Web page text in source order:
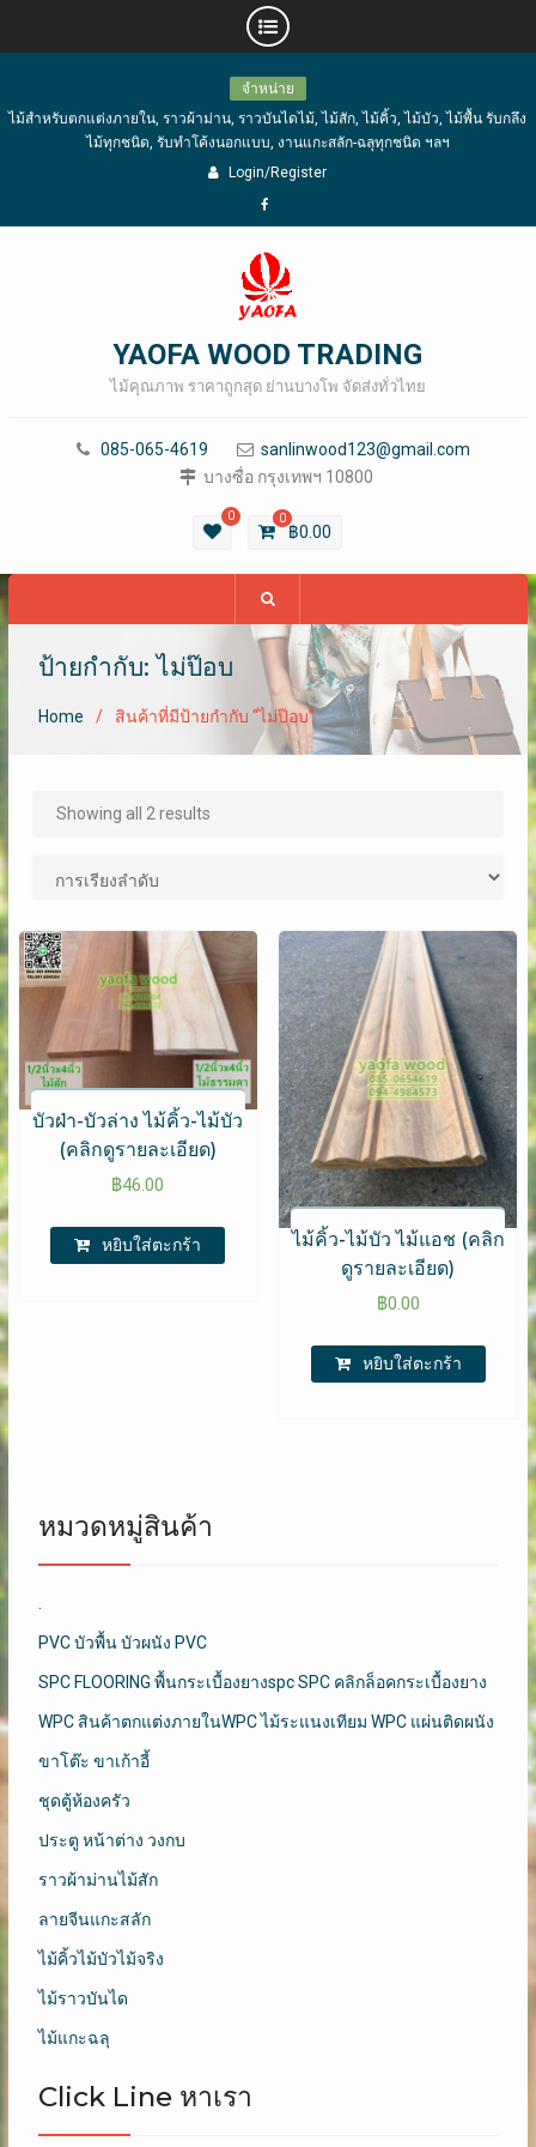
content
จำหน่าย
ไม้สำหรับตกแต่งภายใน, ราวผ้าม่าน, ราวบันไดไม้, ไม้สัก, ไม้คิ้ว, ไม้บัว, ไม้พื้น รับกลึง
ไม้ทุกชนิด, รับทำโค้งนอกแบบ, งานแกะสลัก-ฉลุทุกชนิด ฯลฯ
Login/Register
Facebook
YAOFA WOOD TRADING
ไม้คุณภาพ ราคาถูกสุด ย่านบางโพ จัดส่งทั่วไทย
085-065-4619
sanlinwood123@gmail.com
บางซื่อ กรุงเทพฯ 10800
0 0
฿0.00
ป้ายกำกับ: ไม่ป๊อบ
Home สินค้าที่มีป้ายกำกับ “ไม่ป๊อบ”
Showing all 2 results
บัวฝ่า-บัวล่าง ไม้คิ้ว-ไม้บัว
(คลิกดูรายละเอียด)
฿46.00
หยิบใส่ตะกร้า
ไม้คิ้ว-ไม้บัว ไม้แอช (คลิก
ดูรายละเอียด)
฿0.00
หยิบใส่ตะกร้า
หมวดหมู่สินค้า
PVC บัวพื้น บัวผนัง PVC
SPC FLOORING พื้นกระเบื้องยางspc SPC คลิกล็อคกระเบื้องยาง
WPC สินค้าตกแต่งภายในWPC ไม้ระแนงเทียม WPC แผ่นติดผนัง
ขาโต๊ะ ขาเก้าอี้
ชุดตู้ห้องครัว
ประตู หน้าต่าง วงกบ
ราวผ้าม่านไม้สัก
ลายจีนแกะสลัก
ไม้คิ้วไม้บัวไม้จริง
ไม้ราวบันได
ไม้แกะฉลุ
Click Line หาเรา